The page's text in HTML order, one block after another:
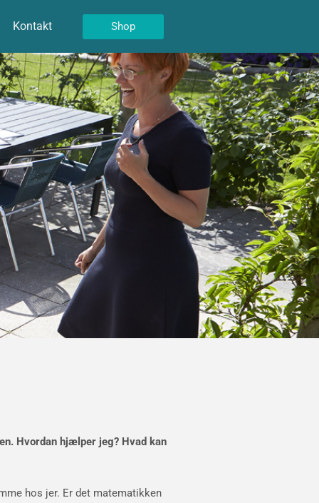
Kontakt Shop
Hvordan hjælper jeg? Hvad kan
hos jer. Er det matematikken